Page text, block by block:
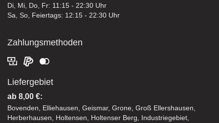
Di, Mi, Do, Fr: 11:15 - 22:30 Uhr
Sa, So, Feiertags: 12:15 - 22:30 Uhr
Zahlungsmethoden
Liefergebiet
ab 8,00 €:
Bovenden, Elliehausen, Geismar, Grone, Groß Ellershausen,
Herberhausen, Holtensen, Holtenser Berg, Industriegebiet,